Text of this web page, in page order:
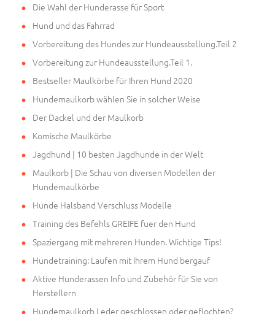
Die Wahl der Hunderasse für Sport
Hund und das Fahrrad
Vorbereitung des Hundes zur Hundeausstellung.Teil 2
Vorbereitung zur Hundeausstellung.Teil 1.
Bestseller Maulkörbe für Ihren Hund 2020
Hundemaulkorb wählen Sie in solcher Weise
Der Dackel und der Maulkorb
Komische Maulkörbe
Jagdhund | 10 besten Jagdhunde in der Welt
Maulkorb | Die Schau von diversen Modellen der
Hundemaulkörbe
Hunde Halsband Verschluss Modelle
Training des Befehls GREIFE fuer den Hund
Spaziergang mit mehreren Hunden. Wichtige Tips!
Hundetraining: Laufen mit Ihrem Hund bergauf
Aktive Hunderassen Info und Zubehör für Sie von
Herstellern
Hundemaulkorb Leder geschlossen oder geflochten?